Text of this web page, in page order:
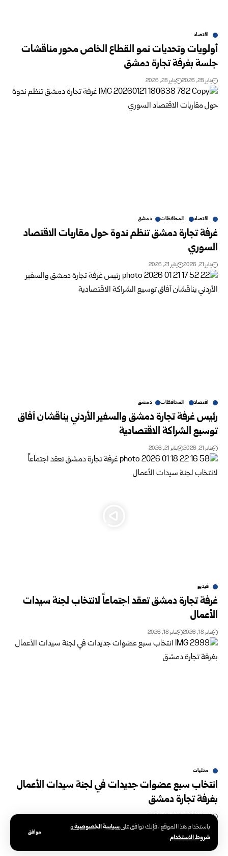
باستخدام هذا الموقع ، فإنك توافق علىسياسة الخصوصيةو
شروط الاستخدام.
موافق
اقتصاد
أولويات وتحديات نمو القطاع الخاص محور مناقشات
جلسة بغرفة تجارة دمشق
يناير 28, 2026 يناير 28, 2026
اقتصاد المحافظات دمشق
غرفة تجارة دمشق تنظم ندوة حول مقاربات الاقتصاد
السوري
يناير 21, 2026 يناير 21, 2026
اقتصاد المحافظات دمشق
رئيس غرفة تجارة دمشق والسفير الأردني يناقشان آفاق
توسيع الشراكة الاقتصادية
يناير 21, 2026 يناير 21, 2026
فيديو
غرفة تجارة دمشق تعقد اجتماعاً لانتخاب لجنة سيدات
الأعمال
يناير 18, 2026 يناير 18, 2026
محليات
انتخاب سبع عضوات جديدات في لجنة سيدات الأعمال
بغرفة تجارة دمشق
يناير 18, 2026 يناير 18, 2026